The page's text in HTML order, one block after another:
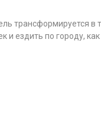
в
ездить по городу,